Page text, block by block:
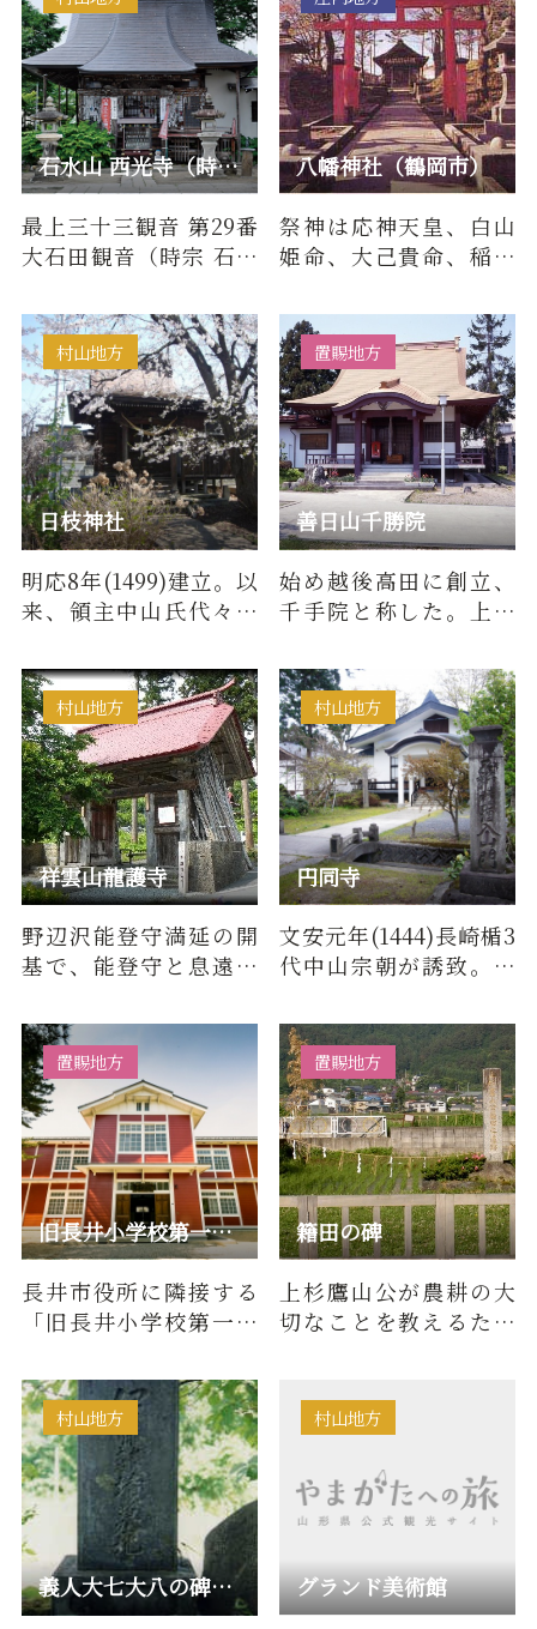
石水山 西光寺（時宗）/ 最上三十三観音 第29番 大石田観音
最上三十三観音 第29番
大石田観音（時宗 石水
百物語（由来・歴史）
昔、…
八幡神社（鶴岡市）
祭神は応神天皇、白山
姫命、大己貴命、稲倉
月20日当社の境内は藤
島城の…
日枝神社
村山地方
明応8年(1499)建立。以
来、領主中山氏代々の
り「雨乞い山王」とし
て尊崇…
善日山千勝院
置賜地方
始め越後高田に創立、
千手院と称した。上杉
祈願所であった。本尊
は刀八毘…
祥雲山龍護寺
村山地方
野辺沢能登守満延の開
基で、能登守と息遠江
22番観音が境内にあ
る。禅宗。…
円同寺
村山地方
文安元年(1444)長崎楯3
代中山宗朝が誘致。中
る。(曹洞宗)また、玄蕃
壇は8…
旧長井小学校第一校舎
置賜地方
長井市役所に隣接する
「旧長井小学校第一校
年）に建築された2階建
て木造…
籍田の碑
置賜地方
上杉鷹山公が農耕の大
切なことを教えるため
義人大七大八の碑(水沢)
村山地方
グランド美術館
村山地方